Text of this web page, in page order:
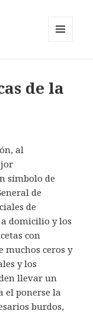
de la
al
símbolo de
de
de
a domicilio y los
con
muchos ceros y
y los
llevar un
el ponerse la
burdos,